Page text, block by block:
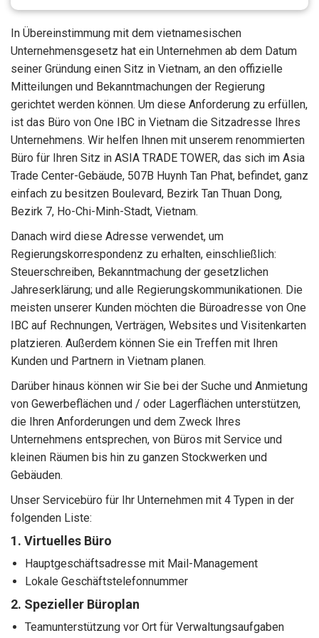
In Übereinstimmung mit dem vietnamesischen
Unternehmensgesetz hat ein Unternehmen ab dem Datum
seiner Gründung einen Sitz in Vietnam, an den offizielle
Mitteilungen und Bekanntmachungen der Regierung
gerichtet werden können. Um diese Anforderung zu erfüllen,
ist das Büro von One IBC in Vietnam die Sitzadresse Ihres
Unternehmens. Wir helfen Ihnen mit unserem renommierten
Büro für Ihren Sitz in ASIA TRADE TOWER, das sich im Asia
Trade Center-Gebäude, 507B Huynh Tan Phat, befindet, ganz
einfach zu besitzen Boulevard, Bezirk Tan Thuan Dong,
Bezirk 7, Ho-Chi-Minh-Stadt, Vietnam.
Danach wird diese Adresse verwendet, um
Regierungskorrespondenz zu erhalten, einschließlich:
Steuerschreiben, Bekanntmachung der gesetzlichen
Jahreserklärung; und alle Regierungskommunikationen. Die
meisten unserer Kunden möchten die Büroadresse von One
IBC auf Rechnungen, Verträgen, Websites und Visitenkarten
platzieren. Außerdem können Sie ein Treffen mit Ihren
Kunden und Partnern in Vietnam planen.
Darüber hinaus können wir Sie bei der Suche und Anmietung
von Gewerbeflächen und / oder Lagerflächen unterstützen,
die Ihren Anforderungen und dem Zweck Ihres
Unternehmens entsprechen, von Büros mit Service und
kleinen Räumen bis hin zu ganzen Stockwerken und
Gebäuden.
Unser Servicebüro für Ihr Unternehmen mit 4 Typen in der
folgenden Liste:
1. Virtuelles Büro
Hauptgeschäftsadresse mit Mail-Management
Lokale Geschäftstelefonnummer
2. Spezieller Büroplan
Teamunterstützung vor Ort für Verwaltungsaufgaben